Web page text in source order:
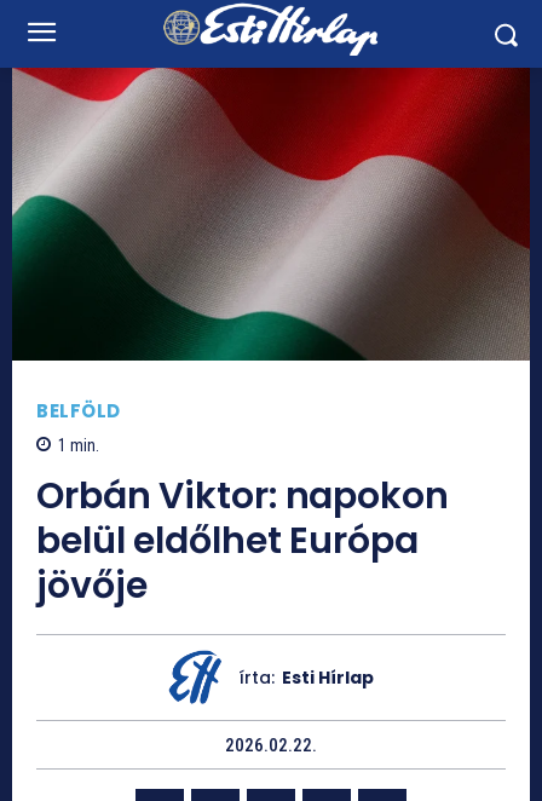
BELFÖLD
1 min.
Orbán Viktor: napokon
belül eldőlhet Európa
jövője
írta: Esti Hírlap
2026.02.22.